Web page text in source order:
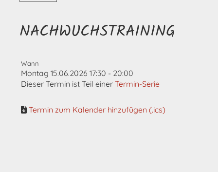
NACHWUCHSTRAINING
Wann
Montag 15.06.2026 17:30 - 20:00
Dieser Termin ist Teil einer Termin-Serie
Termin zum Kalender hinzufügen (.ics)